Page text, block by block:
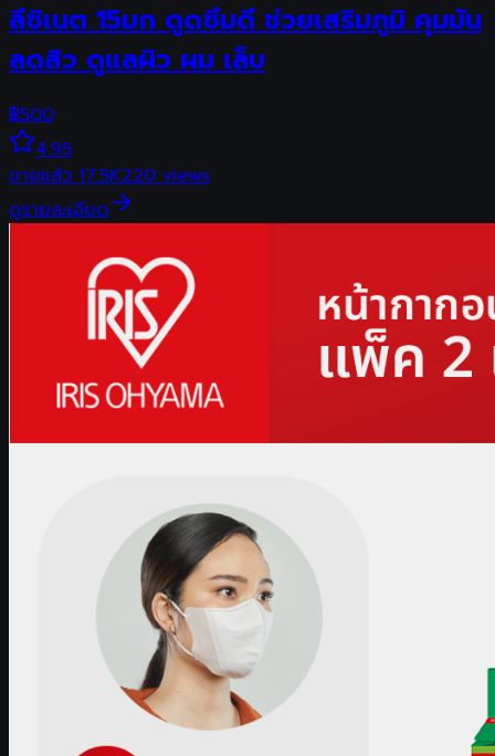
ลีซิเนต 15มก ดูดซึมดี ช่วยเสริมภูมิ คุมมัน
ลดสิว ดูแลผิว ผม เล็บ
฿500
4.95
ขายแล้ว17.5K220views
ดูรายละเอียด